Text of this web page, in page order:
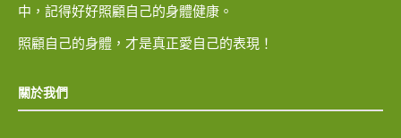
中，記得好好照顧自己的身體健康。
照顧自己的身體，才是真正愛自己的表現！
關於我們